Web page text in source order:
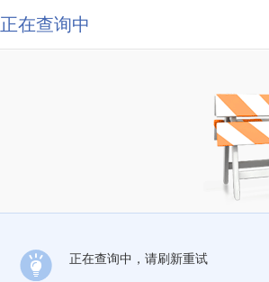
正在查询中
正在查询中，请刷新重试